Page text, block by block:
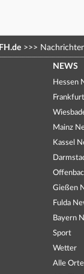
>>>
NEWS
Hessen
Mainz
Kassel
Gießen
Fulda
Bayern
Sport
Wetter
Alle Orte